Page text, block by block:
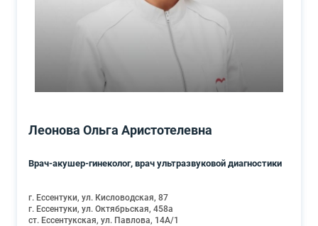
Леонова Ольга Аристотелевна
Врач-акушер-гинеколог, врач ультразвуковой диагностики
г. Ессентуки, ул. Кисловодская, 87
г. Ессентуки, ул. Октябрьская, 458а
ст. Ессентукская, ул. Павлова, 14А/1